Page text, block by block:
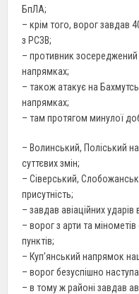
БпЛА;
– крім того, ворог завдав
з РСЗВ;
– противник
напрямках;
– також атакує на
напрямках;
– там протягом минулої
– Волинський, Поліський
суттєвих змін;
– Сіверський,
присутність;
– завдав авіаційних
– ворог з арти та
пунктів;
– Куп’янський напрямок
– ворог безуспішно
– в тому ж районі завдав